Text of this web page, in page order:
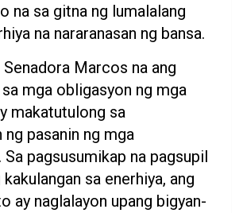
na sa gitna ng lumalalang
na nararanasan ng bansa.
Senadora Marcos na ang
mga obligasyon ng mga
makatutulong sa
ng pasanin ng mga
Sa pagsusumikap na pagsupil
sa enerhiya, ang
ay naglalayon upang bigyan-